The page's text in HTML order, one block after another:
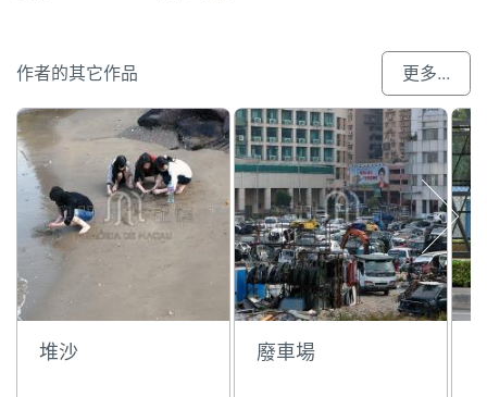
作者的其它作品 更多...
堆沙 廢車場